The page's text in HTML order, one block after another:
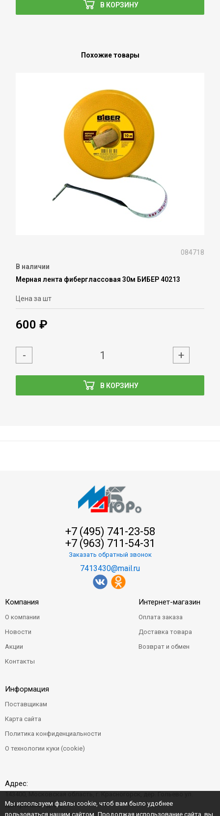
В КОРЗИНУ
Похожие товары
084718
В наличии
Мерная лента фиберглассовая 30м БИБЕР 40213
Цена за шт
600 ₽
В КОРЗИНУ
- +
+7 (495) 741-23-58
+7 (963) 711-54-31
Заказать обратный звонок
7413430@mail.ru
Компания
О компании
Новости
Акции
Контакты
Интернет-магазин
Оплата заказа
Доставка товара
Возврат и обмен
Информация
Поставщикам
Карта сайта
Политика конфиденциальности
О технологии куки (cookie)
Адрес:
Центральная д. 6"Б"
Мы используем файлы cookie, чтоб вам было удобнее
пользоваться нашим сайтом. Продолжая использование сайта, вы